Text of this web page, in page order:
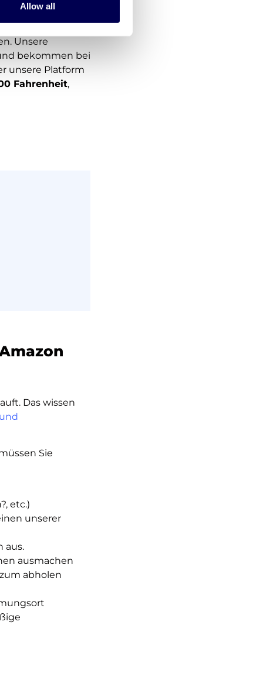
Allow all
Warenlager
Unsere
bekommen bei
unsere Platform
Fahrenheit,
Das wissen
Sie
etc.)
unserer
aus.
ausmachen
abholen